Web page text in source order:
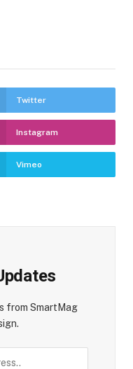
Twitter
Instagram
Vimeo
from SmartMag